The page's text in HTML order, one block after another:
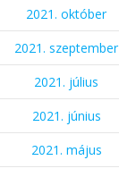
2021. október
2021. szeptember
2021. július
2021. június
2021. május